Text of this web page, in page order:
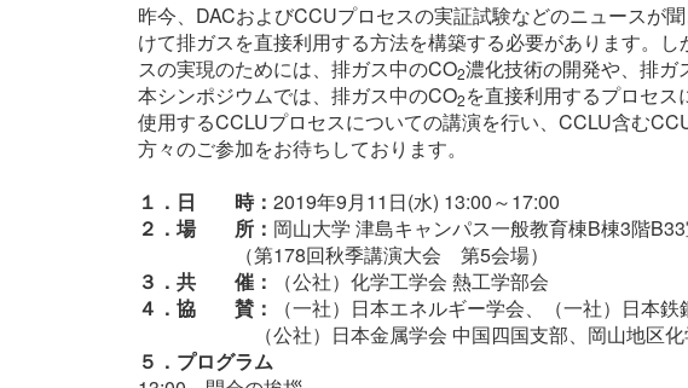
昨今、DACおよびCCUプロセスの実証試験などのニュースが
けて排ガスを直接利用する方法を構築する必要があります。し
スの実現のためには、排ガス中のCO2濃化技術の開発や、排ガ
本シンポジウムでは、排ガス中のCO2を直接利用するプロセ
使用するCCLUプロセスについての講演を行い、CCLU含む
方々のご参加をお待ちしております。
１．日 時： 2019年9月11日(水) 13:00～17:00
２．場 所： 岡山大学 津島キャンパス一般教育棟B棟3階
（第178回秋季講演大会 第5会場）
３．共 催：
（公社）化学工学会 熱工学部会
４．協 賛：
（一社）日本エネルギー学会、（一社）日本鉄
（公社）日本金属学会 中国四国支部、岡山地区
５．プログラム